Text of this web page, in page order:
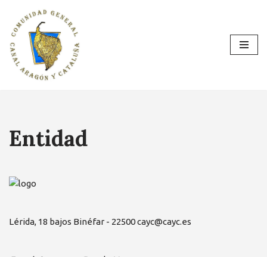
Saltar
al
contenido
Entidad
Lérida, 18 bajos Binéfar - 22500 cayc@cayc.es